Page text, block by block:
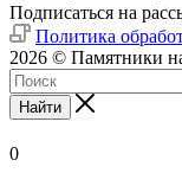
Подписаться на
Политика
2026 © Памятники
Найти
0